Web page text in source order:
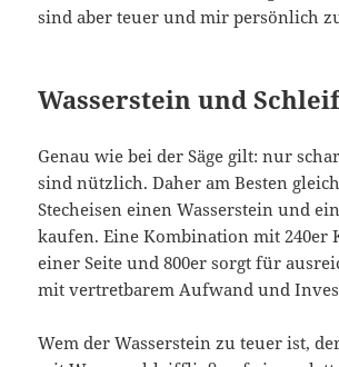
sind aber teuer und mir persönlich
Wasserstein und
Genau wie bei der Säge gilt: nur
sind nützlich. Daher am Besten
Stecheisen einen Wasserstein und
kaufen. Eine Kombination mit 240er
einer Seite und 800er sorgt für
mit vertretbarem Aufwand und
Wem der Wasserstein zu teuer ist,